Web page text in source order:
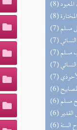
المعبود
مسلم
مسلم
مسلم
القدير
السنة